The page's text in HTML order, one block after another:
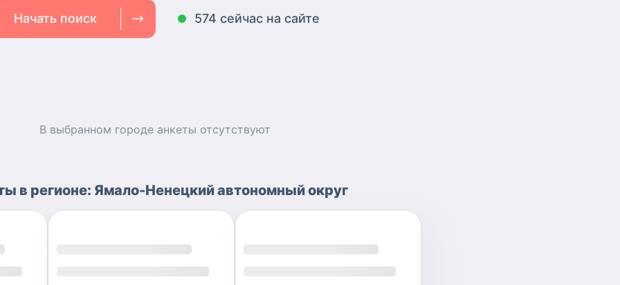
Начать поиск 574 сейчас на сайте
В выбранном городе анкеты отсутствуют
в регионе: Ямало-Ненецкий автономный округ